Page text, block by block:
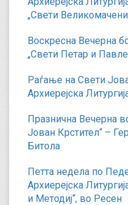
„Свети
Воскресна Вечерна
„Свети Петар и
Раѓање на Свети
Архиерејска
Празнична Вечерна
Јован Крстител“ –
Битола
Петта недела по
Архиерејска
и Методиј“, во Ресен